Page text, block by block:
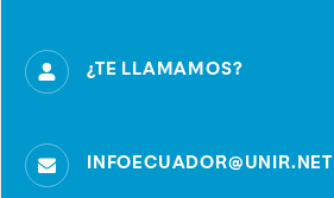
¿TE LLAMAMOS?
INFOECUADOR@UNIR.NET